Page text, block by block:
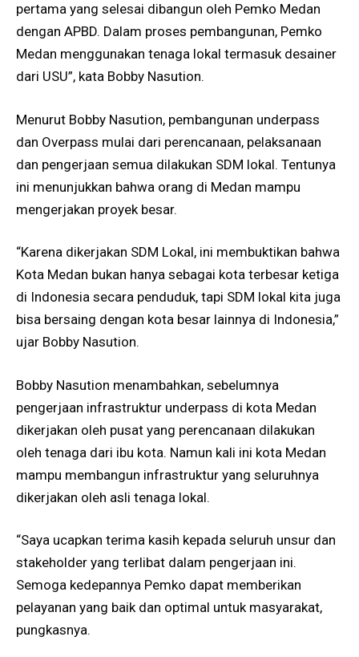
pertama yang selesai dibangun oleh Pemko Medan
dengan APBD. Dalam proses pembangunan, Pemko
Medan menggunakan tenaga lokal termasuk desainer
dari USU”, kata Bobby Nasution.
Menurut Bobby Nasution, pembangunan underpass
dan Overpass mulai dari perencanaan, pelaksanaan
dan pengerjaan semua dilakukan SDM lokal. Tentunya
ini menunjukkan bahwa orang di Medan mampu
mengerjakan proyek besar.
“Karena dikerjakan SDM Lokal, ini membuktikan bahwa
Kota Medan bukan hanya sebagai kota terbesar ketiga
di Indonesia secara penduduk, tapi SDM lokal kita juga
bisa bersaing dengan kota besar lainnya di Indonesia,”
ujar Bobby Nasution.
Bobby Nasution menambahkan, sebelumnya
pengerjaan infrastruktur underpass di kota Medan
dikerjakan oleh pusat yang perencanaan dilakukan
oleh tenaga dari ibu kota. Namun kali ini kota Medan
mampu membangun infrastruktur yang seluruhnya
dikerjakan oleh asli tenaga lokal.
“Saya ucapkan terima kasih kepada seluruh unsur dan
stakeholder yang terlibat dalam pengerjaan ini.
Semoga kedepannya Pemko dapat memberikan
pelayanan yang baik dan optimal untuk masyarakat,
pungkasnya.